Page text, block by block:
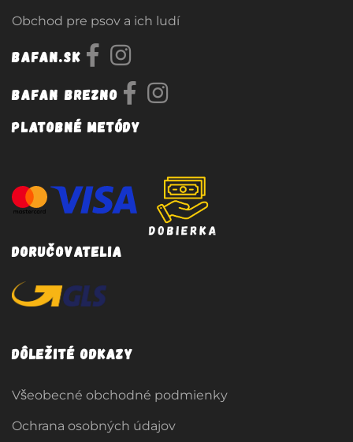
Obchod pre psov a ich ludí
Bafan.sk
Bafan Brezno
Platobné metódy
Doručovatelia
Dôležité odkazy
Všeobecné obchodné podmienky
Ochrana osobných údajov